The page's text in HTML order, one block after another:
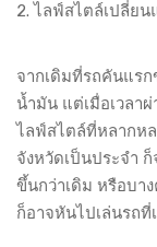
2. ไลฟ์สไตล์เปลี่ยน
จากเดิมที่รถคันแรก
น้ำมัน แต่เมื่อเวลา
ไลฟ์สไตล์ที่หลากห
จังหวัดเป็นประจำ
ขึ้นกว่าเดิม หรือบา
ก็อาจหันไปเล่นรถ